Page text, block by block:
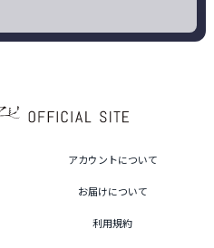
アカウントについて
お届けについて
利用規約